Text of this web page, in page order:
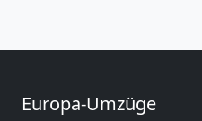
Europa-Umzüge